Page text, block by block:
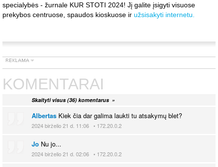
specialybės - žurnale KUR STOTI 2024! Jį galite įsigyti visuose
prekybos centruose, spaudos kioskuose ir užsisakyti internetu.
KOMENTARAI
Skaityti visus (36) komentarus »
Albertas Kiek čia dar galima laukti tu atsakymų blet?
2024 birželio 21 d. 11:06 • 172.20.0.2
Jo Nu jo...
2024 birželio 21 d. 02:06 • 172.20.0.2